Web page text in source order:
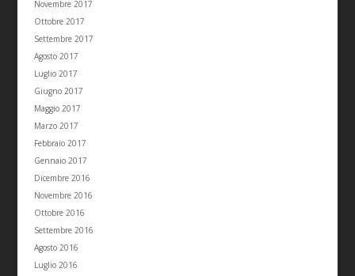
Novembre 2017
Ottobre 2017
Settembre 2017
Agosto 2017
Luglio 2017
Giugno 2017
Maggio 2017
Marzo 2017
Febbraio 2017
Gennaio 2017
Dicembre 2016
Novembre 2016
Ottobre 2016
Settembre 2016
Agosto 2016
Luglio 2016